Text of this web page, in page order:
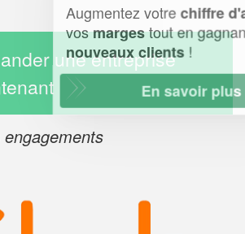
une entreprise
Augmentez votrechiffre d'affaireset
margestout en gagnant de
clients!
En savoir plus